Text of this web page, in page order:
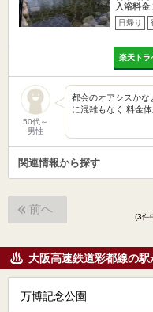
入浴料金
日帰り
楽天トラ
50代～
男性
都会のオアシスかな
に混雑もなく 料金
関連情報から探す
前へ
(3件
大阪高速鉄道彩都線の駅
万博記念公園